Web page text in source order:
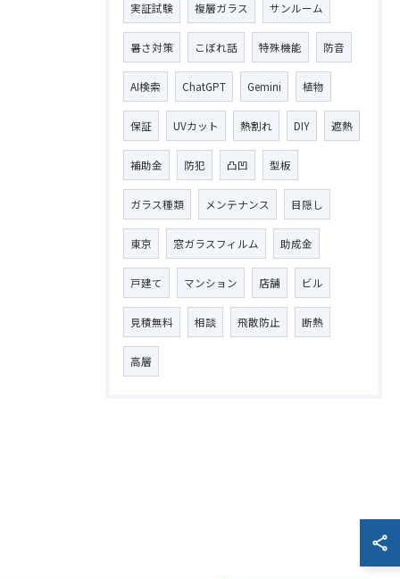
実証試験 複層ガラス サンルーム
暑さ対策 こぼれ話 特殊機能 防音
AI検索 ChatGPT Gemini 植物
保証 UVカット 熱割れ DIY 遮熱
補助金 防犯 凸凹 型板
ガラス種類 メンテナンス 目隠し
東京 窓ガラスフィルム 助成金
戸建て マンション 店舗 ビル
見積無料 相談 飛散防止 断熱
高層